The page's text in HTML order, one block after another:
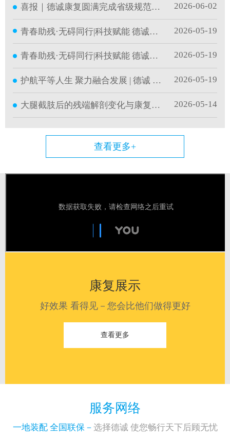
2026-06-02
喜报｜德诚康复圆满完成省级规范化培训并持证
2026-05-19
青春助残·无碍同行|科技赋能 德诚护航
2026-05-19
青春助残·无碍同行|科技赋能 德诚护航
2026-05-19
护航平等人生 聚力融合发展 | 德诚 第36次全国助
2026-05-14
大腿截肢后的残端解剖变化与康复目标｜德诚康
查看更多+
康复展示
好效果 看得见－您会比他们做得更好
查看更多
服务网络
一地装配 全国联保－ 选择德诚 使您畅行天下后顾无忧